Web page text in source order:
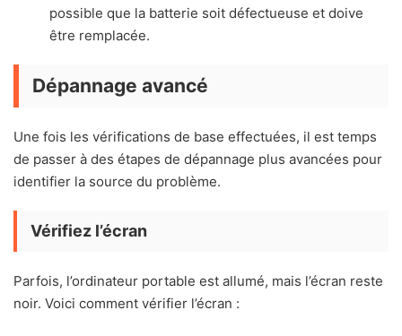
possible que la batterie soit défectueuse et doive
être remplacée.
Dépannage avancé
Une fois les vérifications de base effectuées, il est temps
de passer à des étapes de dépannage plus avancées pour
identifier la source du problème.
Vérifiez l’écran
Parfois, l’ordinateur portable est allumé, mais l’écran reste
noir. Voici comment vérifier l’écran :